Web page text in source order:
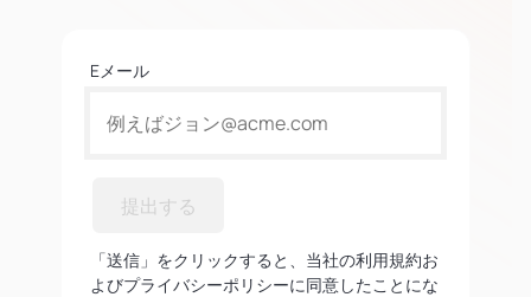
Eメール
提出する
「送信」をクリックすると、当社の利用規約お
よびプライバシーポリシーに同意したことにな